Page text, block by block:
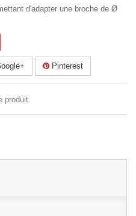
d'adapter une broche de Ø
Pinterest
produit.